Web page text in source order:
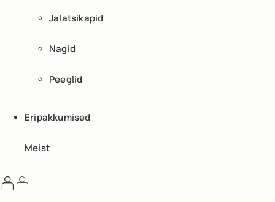
Jalatsikapid
Nagid
Peeglid
Eripakkumised
Meist